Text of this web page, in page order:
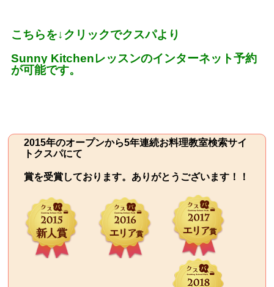
こちらを↓クリックでクスパより
Sunny Kitchenレッスンのインターネット予約
が可能です。
2015年のオープンから5年連続お料理教室検索サイ
トクスパにて
賞を受賞しております。ありがとうございます！！